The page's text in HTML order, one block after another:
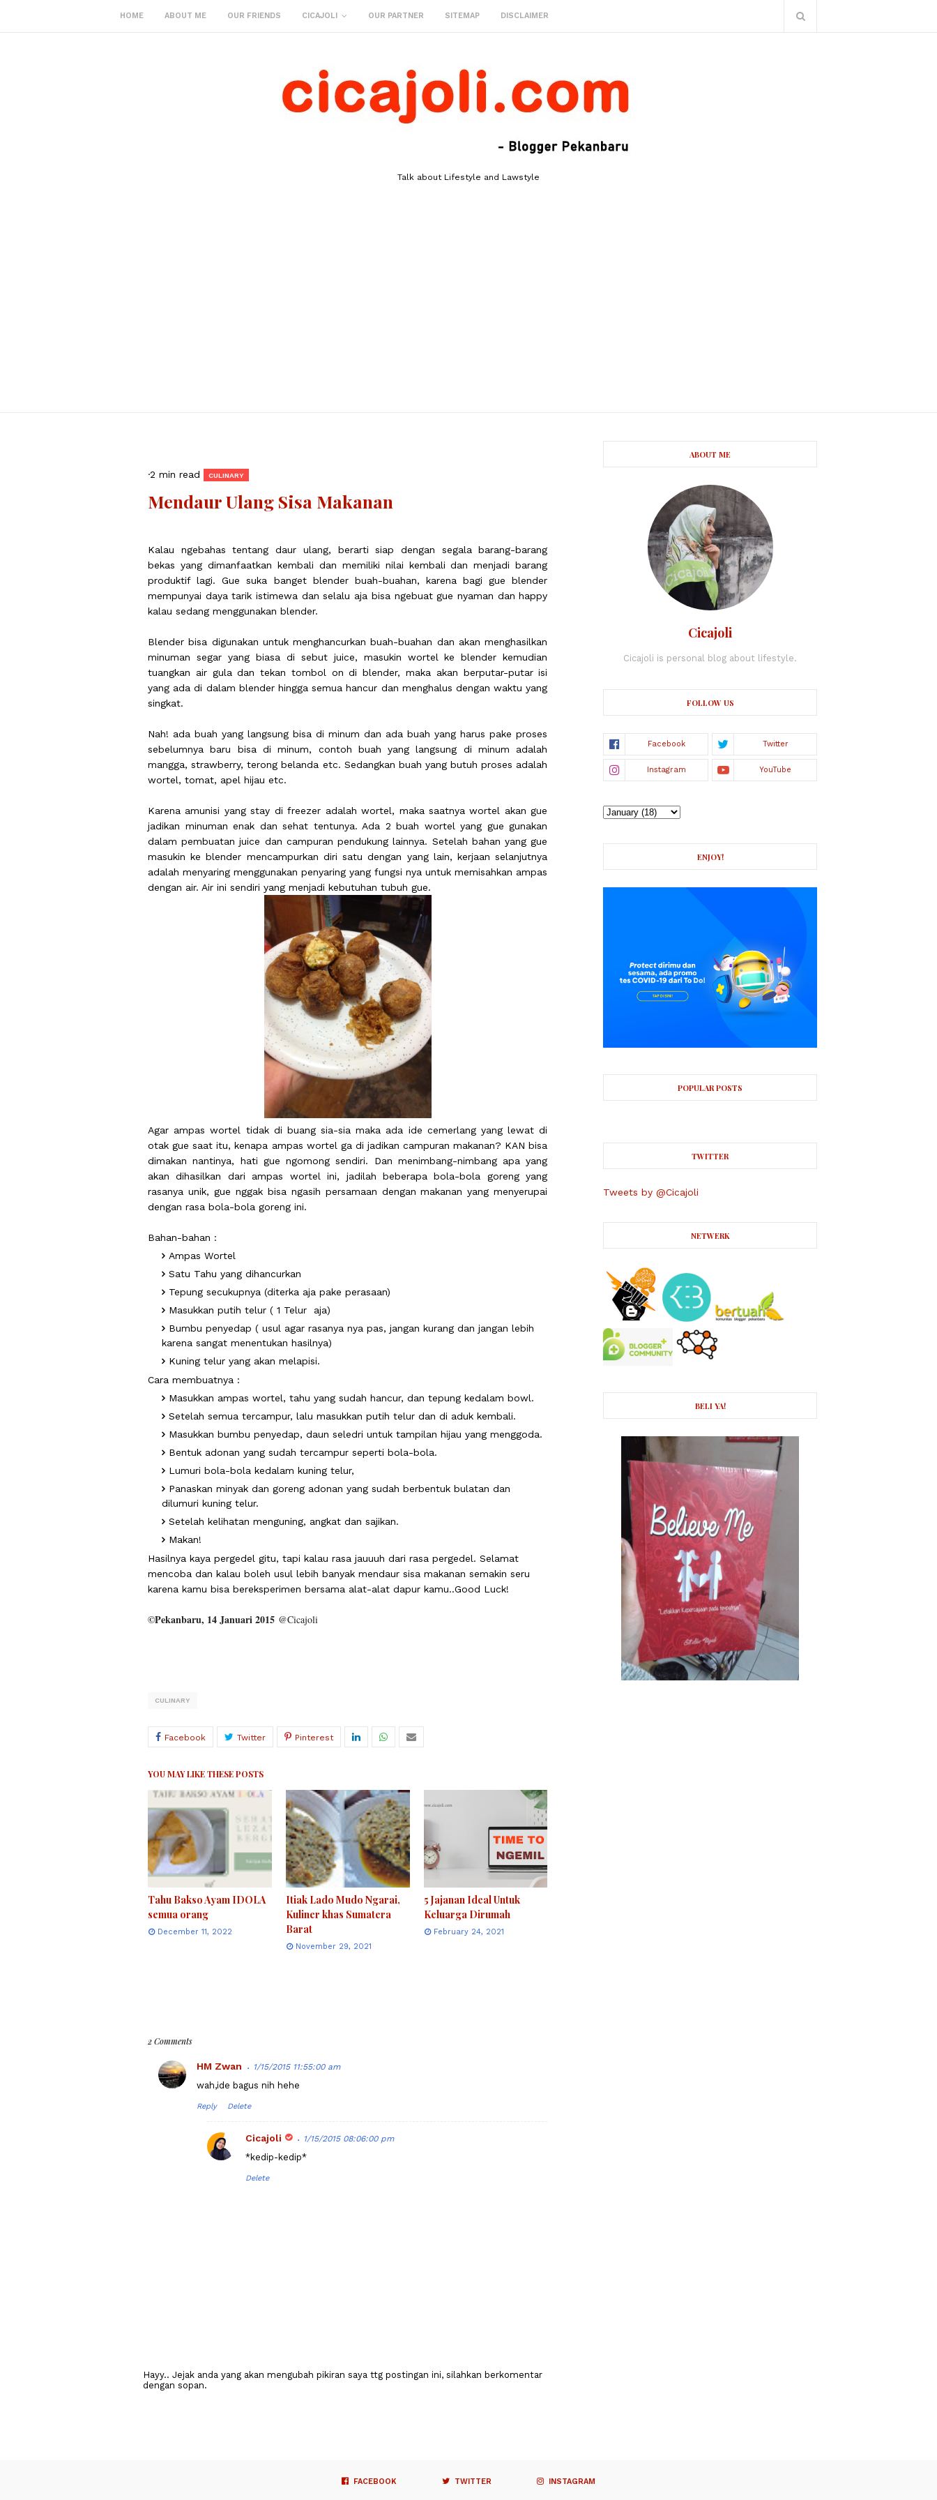
HOME ABOUT ME OUR FRIENDS CICAJOLI OUR PARTNER SITEMAP DISCLAIMER
Talk about Lifestyle and Lawstyle
·2 min read CULINARY
Mendaur Ulang Sisa Makanan
Kalau ngebahas tentang daur ulang, berarti siap dengan segala barang-barang
bekas yang dimanfaatkan kembali dan memiliki nilai kembali dan menjadi barang
produktif lagi. Gue suka banget blender buah-buahan, karena bagi gue blender
mempunyai daya tarik istimewa dan selalu aja bisa ngebuat gue nyaman dan happy
kalau sedang menggunakan blender.
Blender bisa digunakan untuk menghancurkan buah-buahan dan akan menghasilkan
minuman segar yang biasa di sebut juice, masukin wortel ke blender kemudian
tuangkan air gula dan tekan tombol on di blender, maka akan berputar-putar isi
yang ada di dalam blender hingga semua hancur dan menghalus dengan waktu yang
singkat.
Nah! ada buah yang langsung bisa di minum dan ada buah yang harus pake proses
sebelumnya baru bisa di minum, contoh buah yang langsung di minum adalah
mangga, strawberry, terong belanda etc. Sedangkan buah yang butuh proses adalah
wortel, tomat, apel hijau etc.
Karena amunisi yang stay di freezer adalah wortel, maka saatnya wortel akan gue
jadikan minuman enak dan sehat tentunya. Ada 2 buah wortel yang gue gunakan
dalam pembuatan juice dan campuran pendukung lainnya. Setelah bahan yang gue
masukin ke blender mencampurkan diri satu dengan yang lain, kerjaan selanjutnya
adalah menyaring menggunakan penyaring yang fungsi nya untuk memisahkan ampas
dengan air. Air ini sendiri yang menjadi kebutuhan tubuh gue.
Agar ampas wortel tidak di buang sia-sia maka ada ide cemerlang yang lewat di
otak gue saat itu, kenapa ampas wortel ga di jadikan campuran makanan? KAN bisa
dimakan nantinya, hati gue ngomong sendiri. Dan menimbang-nimbang apa yang
akan dihasilkan dari ampas wortel ini, jadilah beberapa bola-bola goreng yang
rasanya unik, gue nggak bisa ngasih persamaan dengan makanan yang menyerupai
dengan rasa bola-bola goreng ini.
Bahan-bahan :
Ampas Wortel
Satu Tahu yang dihancurkan
Tepung secukupnya (diterka aja pake perasaan)
Masukkan putih telur ( 1 Telur aja)
Bumbu penyedap ( usul agar rasanya nya pas, jangan kurang dan jangan lebih
karena sangat menentukan hasilnya)
Kuning telur yang akan melapisi.
Cara membuatnya :
Masukkan ampas wortel, tahu yang sudah hancur, dan tepung kedalam bowl.
Setelah semua tercampur, lalu masukkan putih telur dan di aduk kembali.
Masukkan bumbu penyedap, daun seledri untuk tampilan hijau yang menggoda.
Bentuk adonan yang sudah tercampur seperti bola-bola.
Lumuri bola-bola kedalam kuning telur,
Panaskan minyak dan goreng adonan yang sudah berbentuk bulatan dan
dilumuri kuning telur.
Setelah kelihatan menguning, angkat dan sajikan.
Makan!
Hasilnya kaya pergedel gitu, tapi kalau rasa jauuuh dari rasa pergedel. Selamat
mencoba dan kalau boleh usul lebih banyak mendaur sisa makanan semakin seru
karena kamu bisa bereksperimen bersama alat-alat dapur kamu..Good Luck!
©Pekanbaru, 14 Januari 2015 @Cicajoli
CULINARY
YOU MAY LIKE THESE POSTS
Tahu Bakso Ayam IDOLA
semua orang
December 11, 2022
Itiak Lado Mudo Ngarai,
Kuliner khas Sumatera
Barat
November 29, 2021
5 Jajanan Ideal Untuk
Keluarga Dirumah
February 24, 2021
2 Comments
HM Zwan 1/15/2015 11:55:00 am
wah,ide bagus nih hehe
Reply Delete
Cicajoli 1/15/2015 08:06:00 pm
*kedip-kedip*
Delete
Hayy.. Jejak anda yang akan mengubah pikiran saya ttg postingan ini, silahkan berkomentar
dengan sopan.
ABOUT ME
Cicajoli
Cicajoli is personal blog about lifestyle.
FOLLOW US
ENJOY!
POPULAR POSTS
TWITTER
Tweets by @Cicajoli
NETWERK
BELI YA!